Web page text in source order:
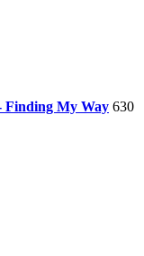
Finding My Way 630